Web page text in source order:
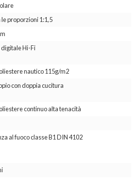
proporzioni 1:1,5
digitale Hi-Fi
nautico 115g/m2
con doppia cucitura
continuo alta tenacità
al fuoco classe B1 DIN 4102